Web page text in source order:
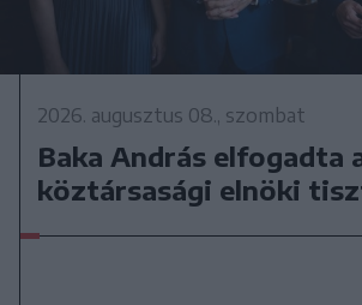
2026. augusztus 08., szombat
Baka András elfogadta
köztársasági elnöki